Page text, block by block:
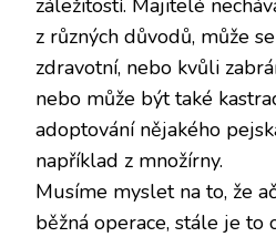
z různých důvodů, může
zdravotní, nebo kvůli
nebo může být také
adoptování nějakého
například z množírny.
Musíme myslet na to, že
běžná operace, stále je to